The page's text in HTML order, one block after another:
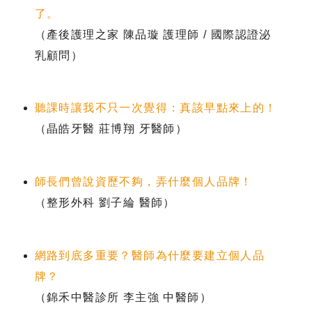
了。
（產後護理之家 陳品璇 護理師 / 國際認證泌
乳顧問）
聽課時讓我不只一次覺得：真該早點來上的！
（晶皓牙醫 莊博翔 牙醫師）
師長們曾說資歷不夠，弄什麼個人品牌！
（整形外科 劉子綸 醫師）
網路到底多重要？醫師為什麼要建立個人品
牌？
（錦禾中醫診所 李主強 中醫師）